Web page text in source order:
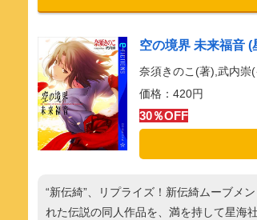
空の境界 未来福音
奈須きのこ(著),武内崇
価格：420円
30％OFF
“新伝綺”、リプライズ！新伝綺ムーブメ
れた伝説の同人作品を、満を持して星海社